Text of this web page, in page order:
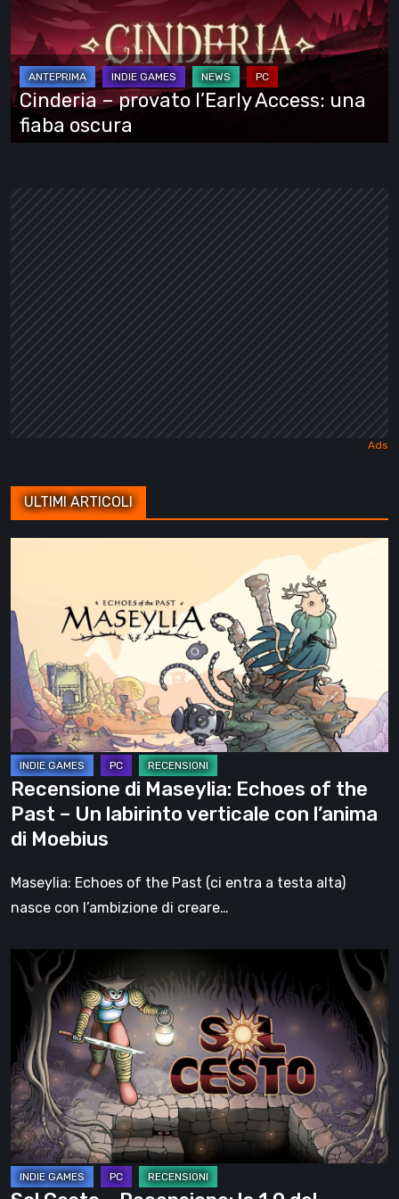
l’Early
Access:
una
fiaba
oscura
Cinderia – provato l’Early Access: una
fiaba oscura
ULTIMI ARTICOLI
Echoes
of
the
Past
–
Un
labirinto
verticale
con
l’anima
di
Recensione di Maseylia: Echoes of the
Past – Un labirinto verticale con l’anima
di Moebius
Maseylia: Echoes of the Past (ci entra a testa alta)
nasce con l’ambizione di creare…
Cesto
Recensione:
la
1.0
del
roguelite
di
Tambouille